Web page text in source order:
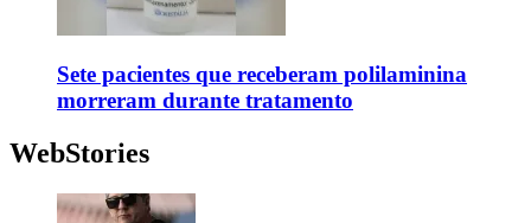
Sete pacientes que receberam polilaminina
morreram durante tratamento
WebStories